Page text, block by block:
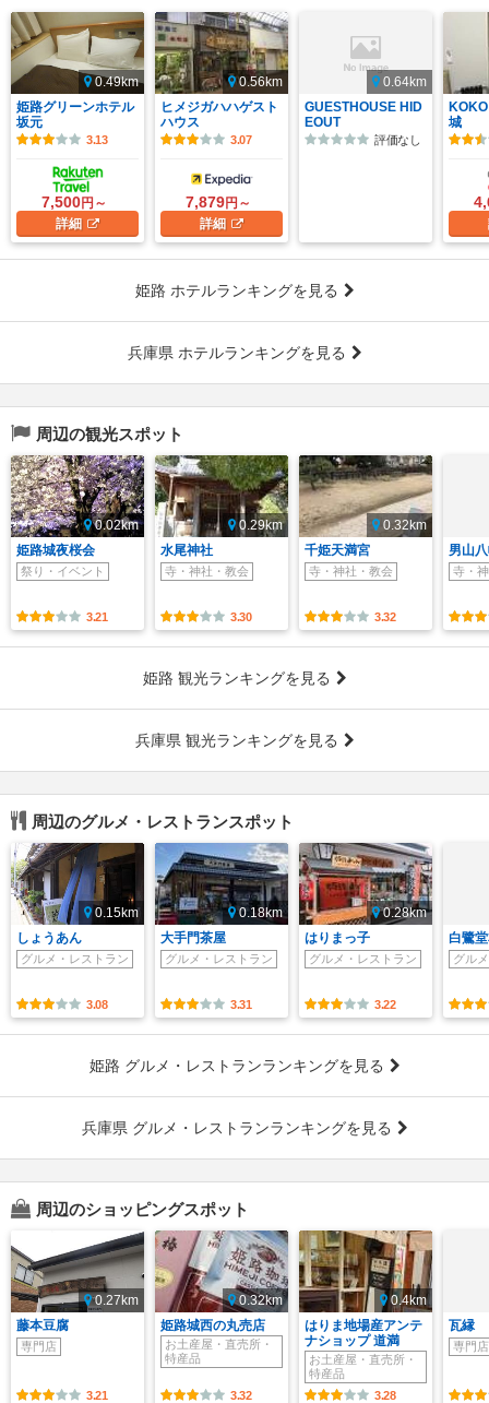
0.49km
姫路グリーンホテル
坂元
3.13
7,500円～
詳細
0.56km
ヒメジガハハゲスト
ハウス
3.07
7,879円～
詳細
0.64km
GUESTHOUSE HID
EOUT
評価なし
城
姫路 ホテルランキングを見る
兵庫県 ホテルランキングを見る
周辺の観光スポット
0.02km
姫路城夜桜会
祭り・イベント
3.21
0.29km
水尾神社
寺・神社・教会
3.30
0.32km
千姫天満宮
寺・神社・教会
3.32
男山
寺・
姫路 観光ランキングを見る
兵庫県 観光ランキングを見る
周辺のグルメ・レストランスポット
0.15km
しょうあん
グルメ・レストラン
3.08
0.18km
大手門茶屋
グルメ・レストラン
3.31
0.28km
はりまっ子
グルメ・レストラン
3.22
白鷺
グル
姫路 グルメ・レストランランキングを見る
兵庫県 グルメ・レストランランキングを見る
周辺のショッピングスポット
0.27km
藤本豆腐
専門店
3.21
0.32km
姫路城西の丸売店
お土産屋・直売所・
特産品
3.32
0.4km
はりま地場産アンテ
ナショップ 道満
お土産屋・直売所・
特産品
3.28
瓦縁
専門店